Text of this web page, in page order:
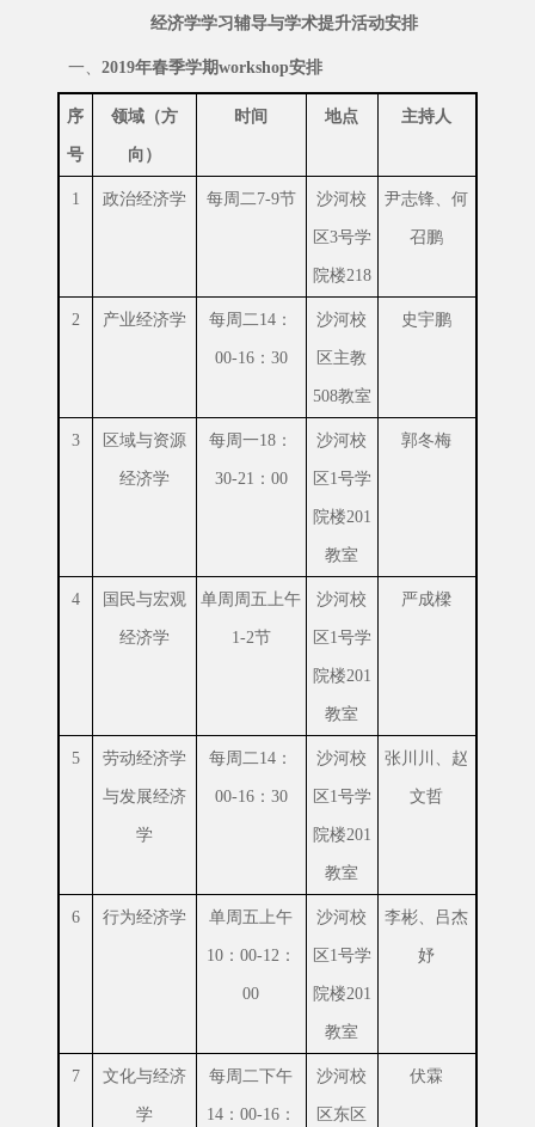
经济学学习辅导与学术提升活动安排
一、 2019年春季学期workshop安排
序
号
领域（方
向）
时间 地点 主持人
1 政治经济学 每周二7-9节
沙河校
区3号学
院楼218
尹志锋、何
召鹏
2 产业经济学
每周二14：
00-16：30
沙河校
区主教
508教室
史宇鹏
3
区域与资源
经济学
每周一18：
30-21：00
沙河校
区1号学
院楼201
教室
郭冬梅
4
国民与宏观
经济学
单周周五上午
1-2节
沙河校
区1号学
院楼201
教室
严成樑
5
劳动经济学
与发展经济
学
每周二14：
00-16：30
沙河校
区1号学
院楼201
教室
张川川、赵
文哲
6 行为经济学
单周五上午
10：00-12：
00
沙河校
区1号学
院楼201
教室
李彬、吕杰
妤
7
文化与经济
学
每周二下午
14：00-16：
沙河校
区东区
伏霖